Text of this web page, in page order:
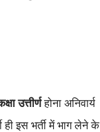
उत्तीर्णहोना अनिवार्य
इस भर्ती में भाग लेने के